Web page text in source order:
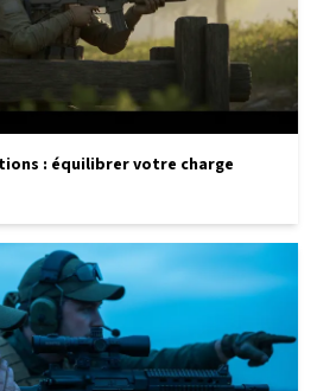
: équilibrer votre charge